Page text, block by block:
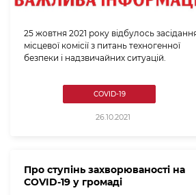
25 жовтня 2021 року відбулось
місцевої комісії з питань техногенної
безпеки і надзвичайних ситуацій.
COVID-19
26.10.2021
Про ступінь захворюваності на
COVID-19 у громаді